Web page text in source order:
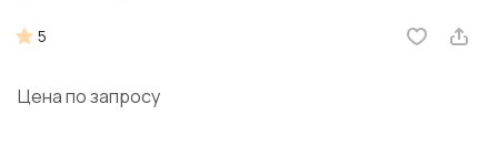
5
Цена по запросу